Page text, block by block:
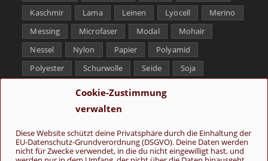
Cookie-Zustimmung
verwalten
Diese Website schützt deine Privatsphäre durch die Einhaltung der
EU-Datenschutz-Grundverordnung (DSGVO). Deine Daten werden
nicht für Zwecke verwendet, in die du nicht eingewilligt hast, und
Kaschmir
Lama Leinen Lyocell
Merino
Messing
Microfaser Modal
Mohair
Nessel
Nylon Papier
Polyamid
Polyester
Schurwolle Seide
Soja
Tencel
Yak
Folge uns